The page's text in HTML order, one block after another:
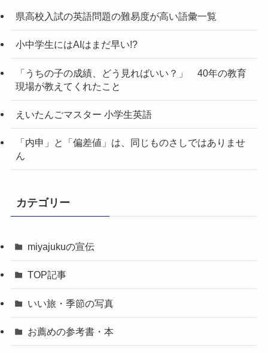
県高校入試の英語問題の難易度が高い語彙一覧
小中学生にはAIはまだ早い!?
「うちの子の成績、どう見ればいい？」 40年の教育
現場が教えてくれたこと
えいたんごマスター 小学生英語
「内申」と「偏差値」は、同じものさしではありませ
ん
カテゴリー
miyajukuの宣伝
TOP記事
いい旅・季節の写真
お薦めの参考書・本